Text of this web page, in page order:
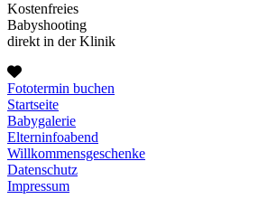
Kostenfreies
Babyshooting
direkt in der Klinik
Fototermin buchen
Startseite
Babygalerie
Elterninfoabend
Willkommensgeschenke
Datenschutz
Impressum